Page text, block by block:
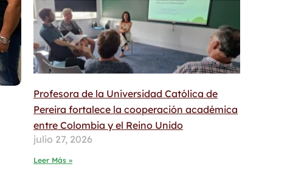
Profesora de la Universidad Católica de
Pereira fortalece la cooperación académica
entre Colombia y el Reino Unido
julio 27, 2026
Leer Más »